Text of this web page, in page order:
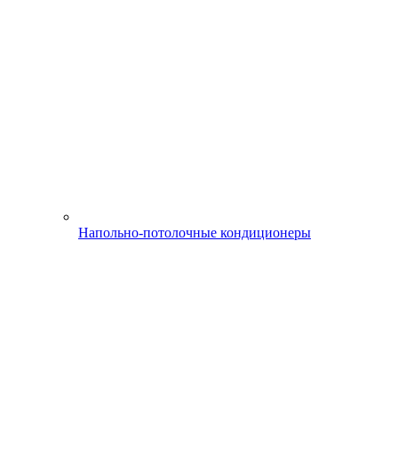
Напольно-потолочные кондиционеры